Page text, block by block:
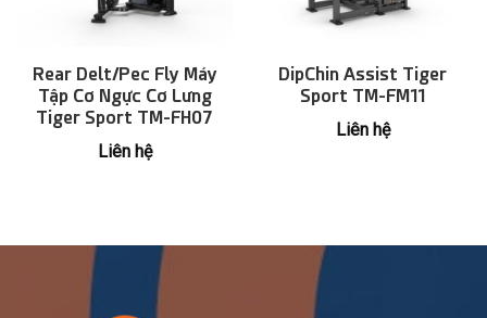
Rear Delt/Pec Fly Máy
Tập Cơ Ngực Cơ Lưng
Tiger Sport TM-FH07
Liên hệ
DipChin Assist Tiger
Sport TM-FM11
Liên hệ